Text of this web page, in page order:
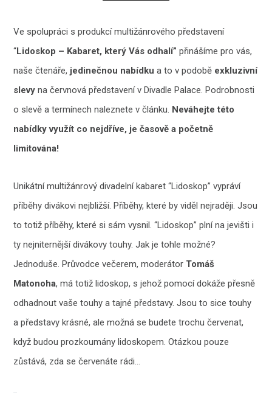
Ve spolupráci s produkcí multižánrového představení
“Lidoskop – Kabaret, který Vás odhalí” přinášíme pro vás,
naše čtenáře, jedinečnou nabídku a to v podobě exkluzivní
slevy na červnová představení v Divadle Palace. Podrobnosti
o slevě a termínech naleznete v článku. Neváhejte této
nabídky využít co nejdříve, je časově a početně
limitována!
Unikátní multižánrový divadelní kabaret “Lidoskop” vypráví
příběhy divákovi nejbližší. Příběhy, které by viděl nejraději. Jsou
to totiž příběhy, které si sám vysnil. “Lidoskop” plní na jevišti i
ty nejniternější divákovy touhy. Jak je tohle možné?
Jednoduše. Průvodce večerem, moderátor Tomáš
Matonoha, má totiž lidoskop, s jehož pomocí dokáže přesně
odhadnout vaše touhy a tajné představy. Jsou to sice touhy
a představy krásné, ale možná se budete trochu červenat,
když budou prozkoumány lidoskopem. Otázkou pouze
zůstává, zda se červenáte rádi…